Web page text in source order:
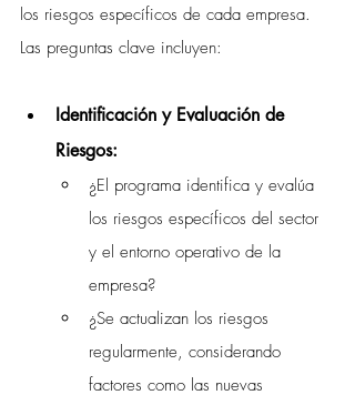
los riesgos específicos de cada empresa.
Las preguntas clave incluyen:
Identificación y Evaluación de
Riesgos:
¿El programa identifica y evalúa
los riesgos específicos del sector
y el entorno operativo de la
empresa?
¿Se actualizan los riesgos
regularmente, considerando
factores como las nuevas